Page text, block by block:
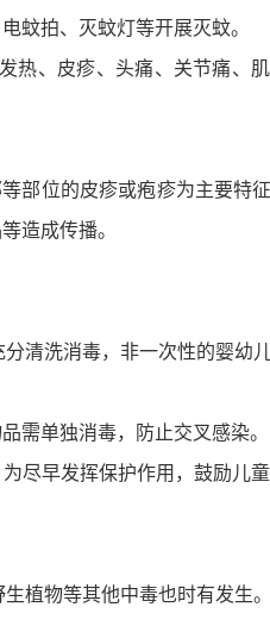
蚊拍、灭蚊灯等开展灭蚊。
热、皮疹、头痛、关节痛、
部位的皮疹或疱疹为主要特
造成传播。
清洗消毒，非一次性的婴幼
需单独消毒，防止交叉感染。
尽早发挥保护作用，鼓励儿
植物等其他中毒也时有发生